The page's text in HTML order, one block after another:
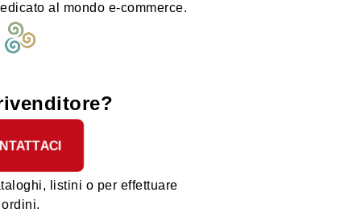
al mondo e-commerce.
listini o per effettuare
ordini.